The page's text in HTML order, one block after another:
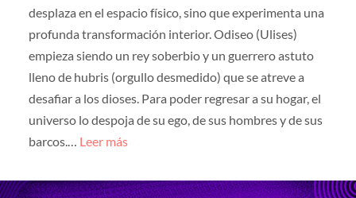
desplaza en el espacio físico, sino que experimenta una
profunda transformación interior. Odiseo (Ulises)
empieza siendo un rey soberbio y un guerrero astuto
lleno de hubris (orgullo desmedido) que se atreve a
desafiar a los dioses. Para poder regresar a su hogar, el
universo lo despoja de su ego, de sus hombres y de sus
barcos.… Leer más